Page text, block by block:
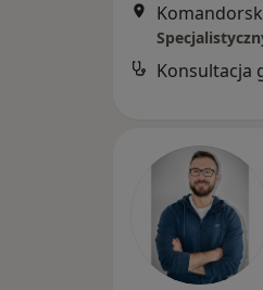
Konsultacja